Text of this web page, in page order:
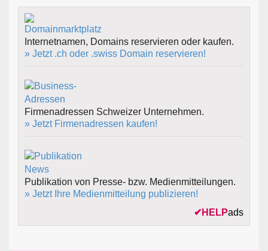
Internetnamen, Domains reservieren oder kaufen.
» Jetzt .ch oder .swiss Domain reservieren!
Firmenadressen Schweizer Unternehmen.
» Jetzt Firmenadressen kaufen!
Publikation von Presse- bzw. Medienmitteilungen.
» Jetzt Ihre Medienmitteilung publizieren!
✔ HELPads